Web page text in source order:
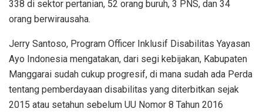
338 di sektor pertanian, 52 orang buruh, 3 PNS, dan 34
orang berwirausaha.
Jerry Santoso, Program Officer Inklusif Disabilitas Yayasan
Ayo Indonesia mengatakan, dari segi kebijakan, Kabupaten
Manggarai sudah cukup progresif, di mana sudah ada Perda
tentang pemberdayaan disabilitas yang diterbitkan sejak
2015 atau setahun sebelum UU Nomor 8 Tahun 2016